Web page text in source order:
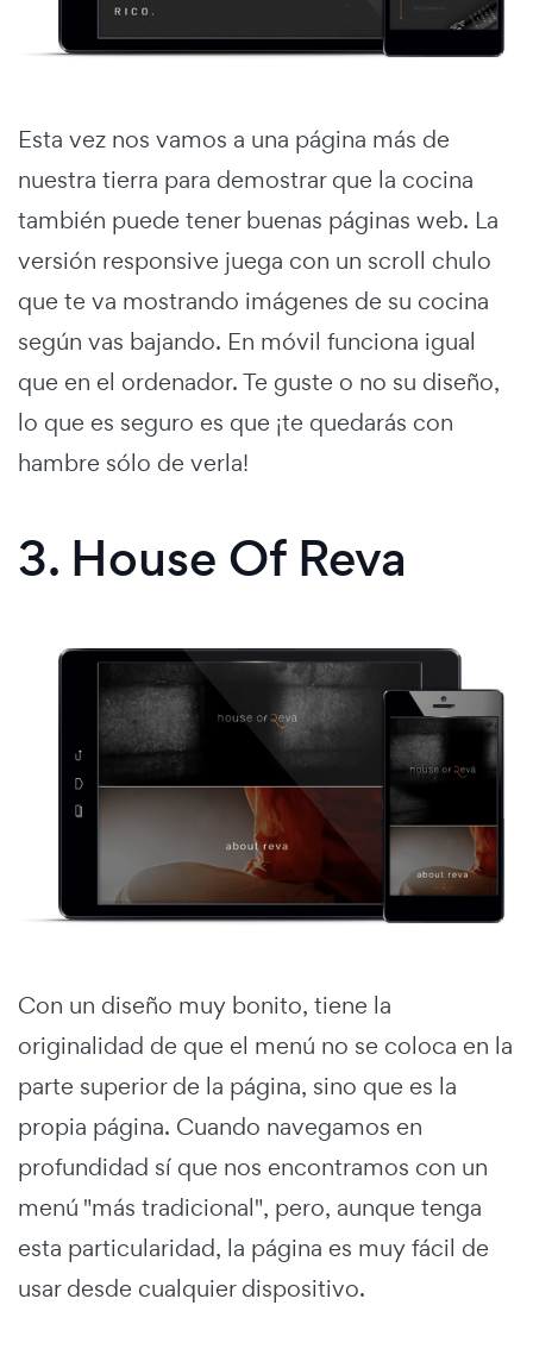
Esta vez nos vamos a una página más de
nuestra tierra para demostrar que la cocina
también puede tener buenas páginas web. La
versión responsive juega con un scroll chulo
que te va mostrando imágenes de su cocina
según vas bajando. En móvil funciona igual
que en el ordenador. Te guste o no su diseño,
lo que es seguro es que ¡te quedarás con
hambre sólo de verla!
3. House Of Reva
Con un diseño muy bonito, tiene la
originalidad de que el menú no se coloca en la
parte superior de la página, sino que es la
propia página. Cuando navegamos en
profundidad sí que nos encontramos con un
menú "más tradicional", pero, aunque tenga
esta particularidad, la página es muy fácil de
usar desde cualquier dispositivo.